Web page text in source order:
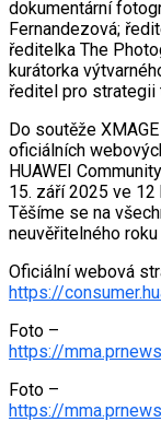
dokumentární
Fernandezová;
ředitelka The
kurátorka
ředitel pro strategii
Do soutěže
oficiálních
HUAWEI
15. září 2025 ve 12
Těšíme se na
neuvěřitelného
Oficiální webová
https://
Foto –
https://
Foto –
https://